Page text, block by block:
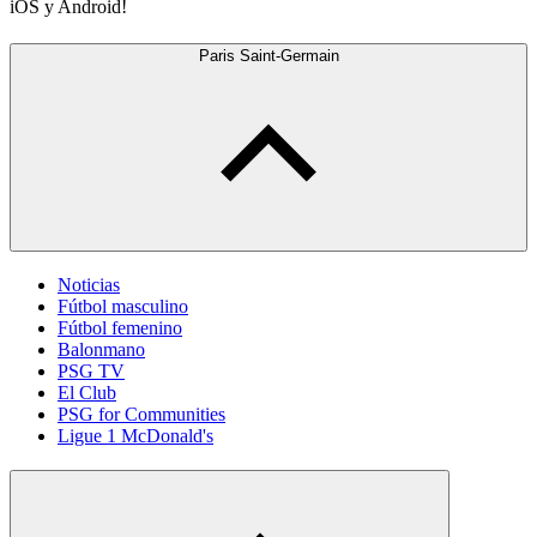
iOS y Android!
Paris Saint-Germain
Noticias
Fútbol masculino
Fútbol femenino
Balonmano
PSG TV
El Club
PSG for Communities
Ligue 1 McDonald's